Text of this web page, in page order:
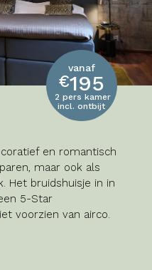
vanaf
€195
2 pers kamer
incl. ontbijt
en romantisch
maar ook als
Het bruidshuisje in in
5-Star
voorzien van airco.